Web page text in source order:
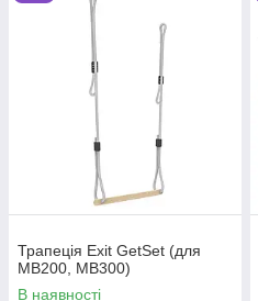
Трапеція Exit GetSet (для
MB200, MB300)
В наявності